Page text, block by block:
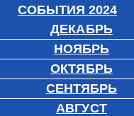
СОБЫТИЯ 2024
ДЕКАБРЬ
НОЯБРЬ
ОКТЯБРЬ
СЕНТЯБРЬ
АВГУСТ